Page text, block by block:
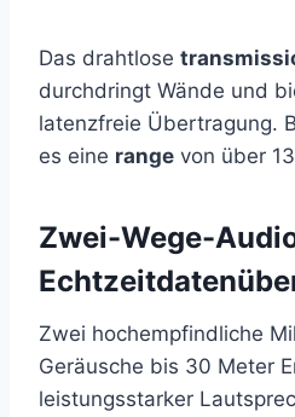
Das drahtlose
durchdringt Wände und
latenzfreie Übertragung.
es eine range von über
Zwei-Wege-
Zwei hochempfindliche
Geräusche bis 30 Meter
leistungsstarker